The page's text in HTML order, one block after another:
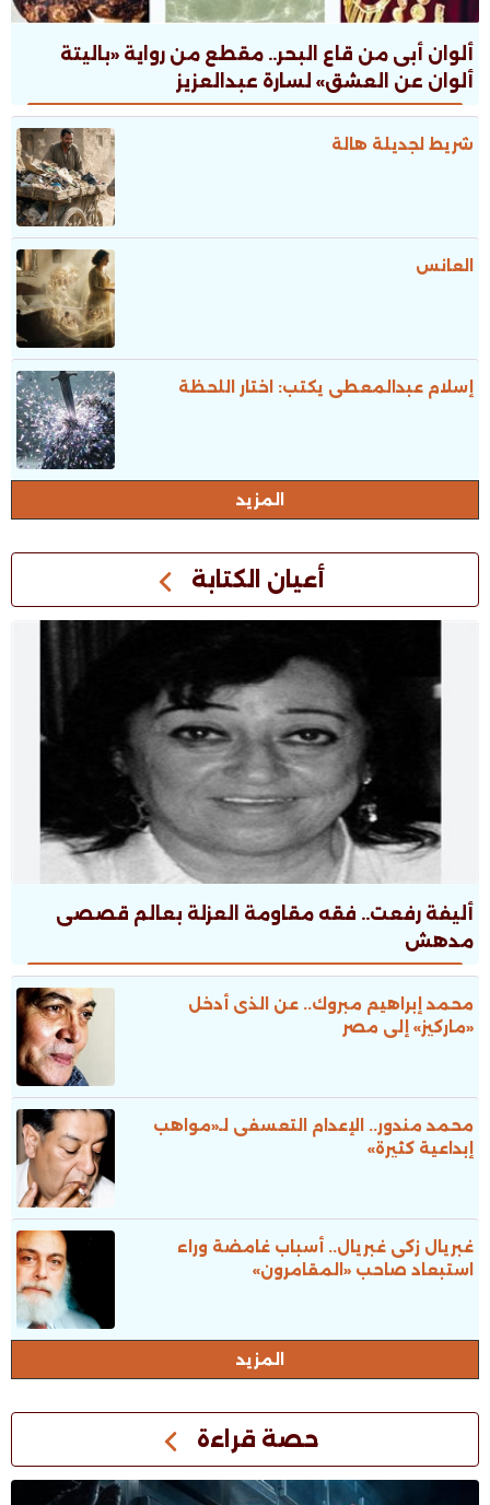
ألوان أبى من قاع البحر.. مقطع من رواية «باليتة
ألوان عن العشق» لسارة عبدالعزيز
شريط لجديلة هالة
العانس
إسلام عبدالمعطى يكتب: اختار اللحظة
المزيد
أعيان الكتابة
أليفة رفعت.. فقه مقاومة العزلة بعالم قصصى
مدهش
محمد إبراهيم مبروك.. عن الذى أدخل
«ماركيز» إلى مصر
محمد مندور.. الإعدام التعسفى لـ«مواهب
إبداعية كثيرة»
غبريال زكى غبريال.. أسباب غامضة وراء
استبعاد صاحب «المقامرون»
المزيد
حصة قراءة